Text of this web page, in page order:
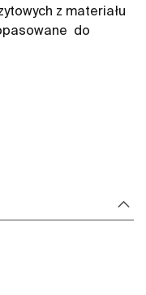
z materiału
do